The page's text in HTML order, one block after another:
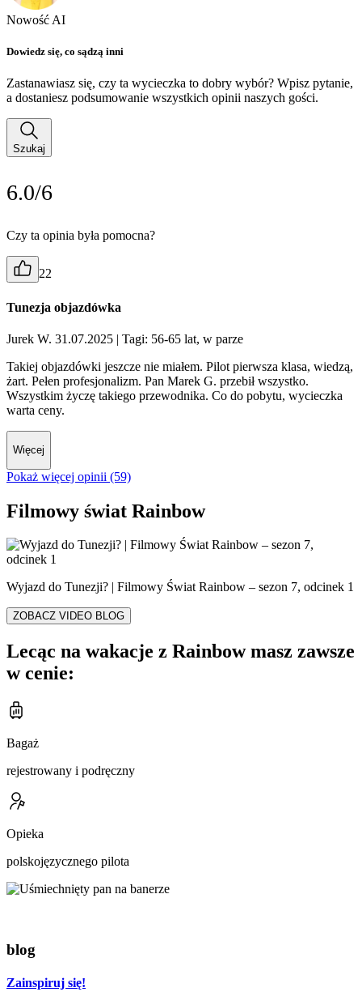
Nowość AI
Dowiedz się, co sądzą inni
Zastanawiasz się, czy ta wycieczka to dobry wybór? Wpisz pytanie,
a dostaniesz podsumowanie wszystkich opinii naszych gości.
Szukaj
6.0/6
Czy ta opinia była pomocna?
22
Tunezja objazdówka
Jurek W. 31.07.2025 | Tagi: 56-65 lat, w parze
Takiej objazdówki jeszcze nie miałem. Pilot pierwsza klasa, wiedzą,
żart. Pełen profesjonalizm. Pan Marek G. przebił wszystko.
Wszystkim życzę takiego przewodnika. Co do pobytu, wycieczka
warta ceny.
Więcej
Pokaż więcej opinii (59)
Filmowy świat Rainbow
Wyjazd do Tunezji? | Filmowy Świat Rainbow – sezon 7, odcinek 1
ZOBACZ VIDEO BLOG
Lecąc na wakacje z Rainbow masz zawsze
w cenie:
Bagaż
rejestrowany i podręczny
Opieka
polskojęzycznego pilota
blog
Zainspiruj się!